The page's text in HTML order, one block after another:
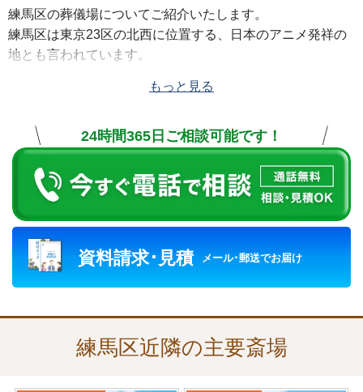
練馬区の葬儀場についてご紹介いたします。
練馬区は東京23区の北西に位置する、日本のアニメ発祥の
地とも言われています。
の斎場があります。葬儀の際は公営の斎場をはじめ、「
利用し、火葬の際には杉並区にある「堀ノ内斎場
」や新宿
区にある「落合斎場」等を使用するケースが多いです。
公益社の斎場は、練馬駅の南側徒歩7分の場所に「公益社
練馬会館 」がございます。式場には小式場、大式場、別館
式場の3種類があり、少人数の家族葬から大人数での葬儀ま
で対応しています。
公益社では、練馬会館での葬儀をはじめ、練馬区近隣の寺
もっと見る
24時間365日ご相談可能です！
資料請求･見積 メール･郵送でお届け
練馬区近隣の主要斎場